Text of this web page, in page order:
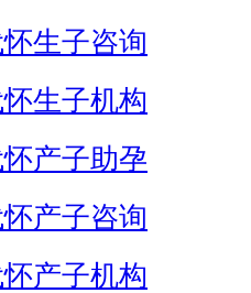
生子咨询
生子机构
产子助孕
产子咨询
产子机构